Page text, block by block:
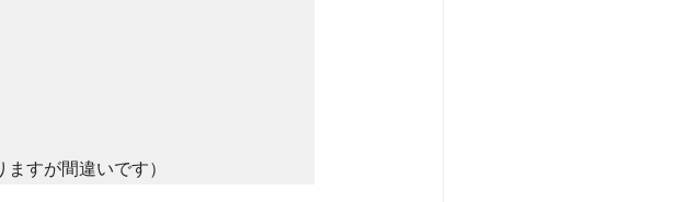
すが間違いです）